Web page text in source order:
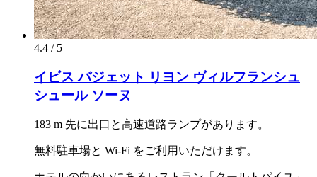
4.4 / 5
イビス バジェット リヨン ヴィルフランシュ
シュール ソーヌ
183 m 先に出口と高速道路ランプがあります。
無料駐車場と Wi-Fi をご利用いただけます。